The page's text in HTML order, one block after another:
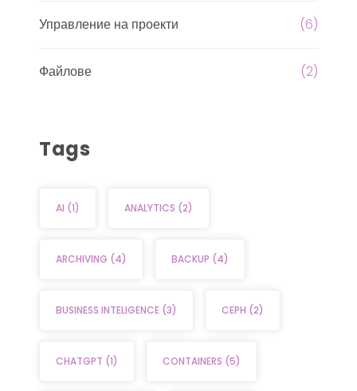
Управление на проекти (6)
Файлове (2)
Tags
AI (1) ANALYTICS (2)
ARCHIVING (4) BACKUP (4)
BUSINESS INTELIGENCE (3) CEPH (2)
CHATGPT (1) CONTAINERS (5)